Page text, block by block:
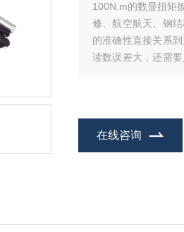
100N.m的数显扭矩
修、航空航天、钢
的准确性直接关系
读数误差大，还需
在线咨询